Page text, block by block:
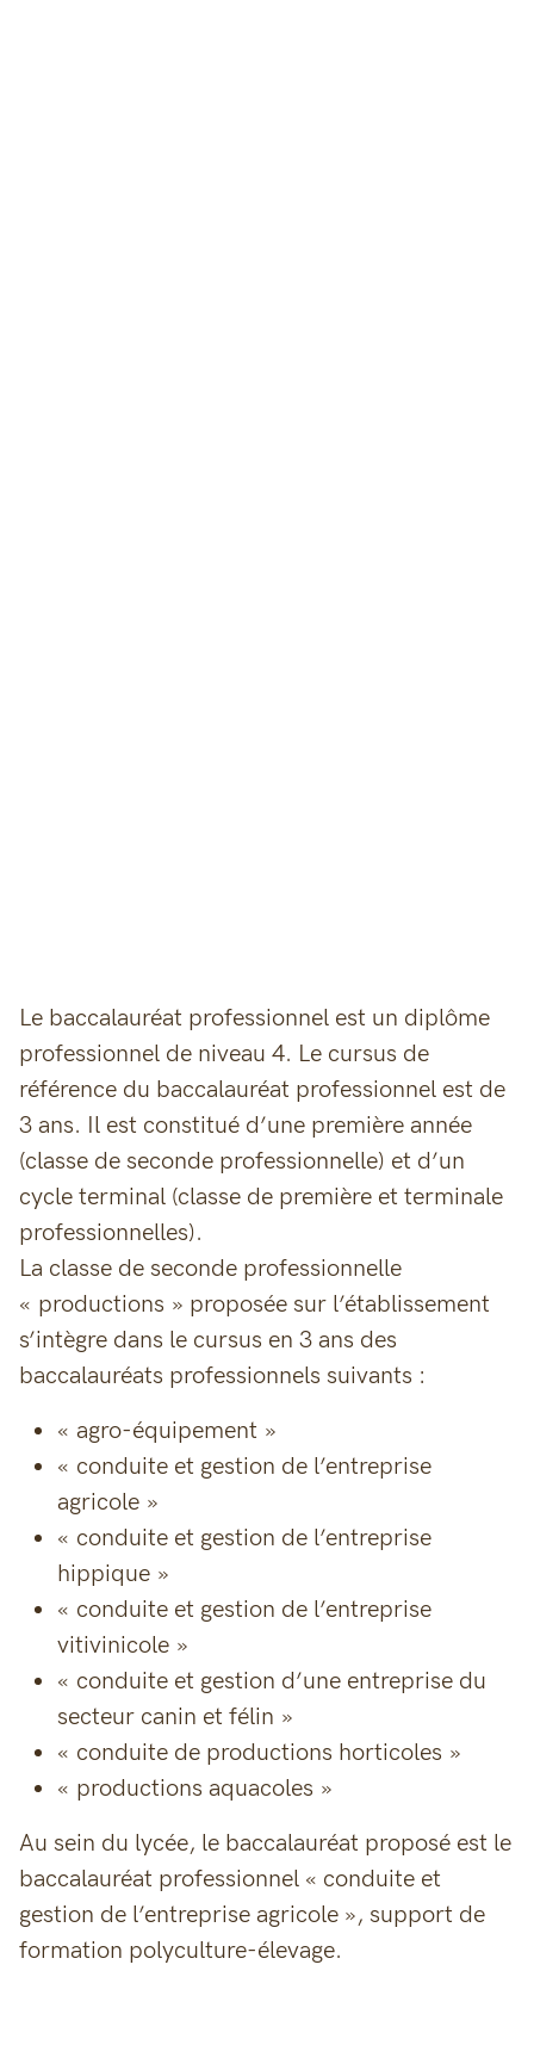
Le baccalauréat professionnel est un diplôme
professionnel de niveau 4. Le cursus de
référence du baccalauréat professionnel est de
3 ans. Il est constitué d’une première année
(classe de seconde professionnelle) et d’un
cycle terminal (classe de première et terminale
professionnelles).
La classe de seconde professionnelle
« productions » proposée sur l’établissement
s’intègre dans le cursus en 3 ans des
baccalauréats professionnels suivants :
« agro-équipement »
« conduite et gestion de l’entreprise
agricole »
« conduite et gestion de l’entreprise
hippique »
« conduite et gestion de l’entreprise
vitivinicole »
« conduite et gestion d’une entreprise du
secteur canin et félin »
« conduite de productions horticoles »
« productions aquacoles »
Au sein du lycée, le baccalauréat proposé est le
baccalauréat professionnel « conduite et
gestion de l’entreprise agricole », support de
formation polyculture-élevage.